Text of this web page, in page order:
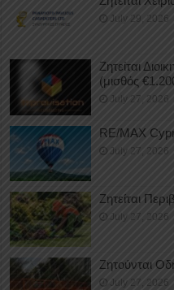
July 29, 2026
Ζητείται
(μισθός
July 27, 2026
RE/MAX
July 27, 2026
Ζητείται
July 27, 2026
Ζητούνται
July 27, 2026